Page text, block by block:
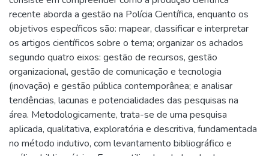
recente aborda a gestão na Polícia Científica, enquanto os
objetivos específicos são: mapear, classificar e interpretar
os artigos científicos sobre o tema; organizar os achados
segundo quatro eixos: gestão de recursos, gestão
organizacional, gestão de comunicação e tecnologia
(inovação) e gestão pública contemporânea; e analisar
tendências, lacunas e potencialidades das pesquisas na
área. Metodologicamente, trata-se de uma pesquisa
aplicada, qualitativa, exploratória e descritiva, fundamentada
no método indutivo, com levantamento bibliográfico e